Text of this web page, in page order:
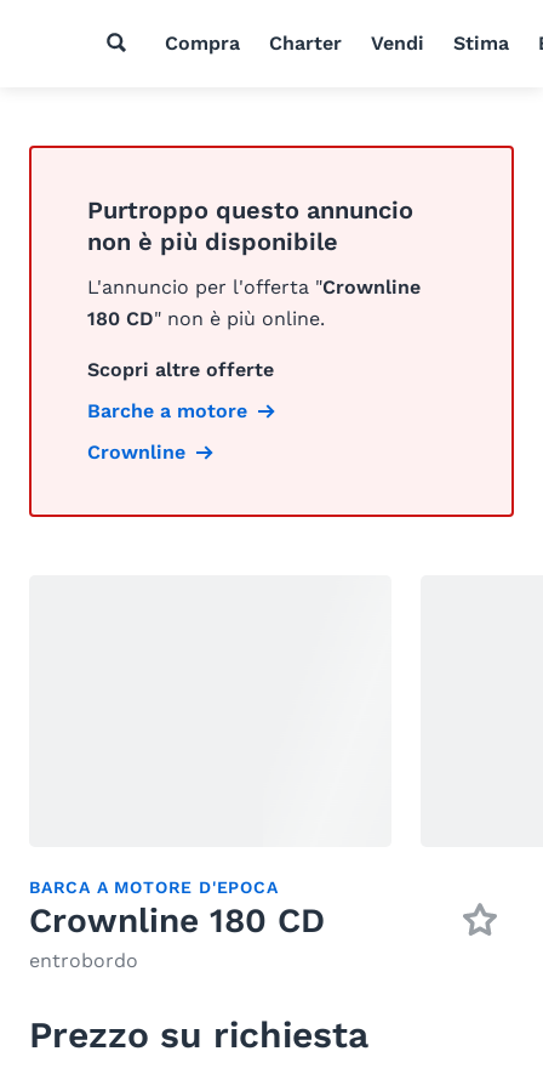
Compra Charter Vendi Stima
Purtroppo questo annuncio
non è più disponibile
L'annuncio per l'offerta "Crownline
180 CD" non è più online.
Scopri altre offerte
Barche a motore
Crownline
BARCA A MOTORE D'EPOCA
Crownline 180 CD
entrobordo
Prezzo su richiesta